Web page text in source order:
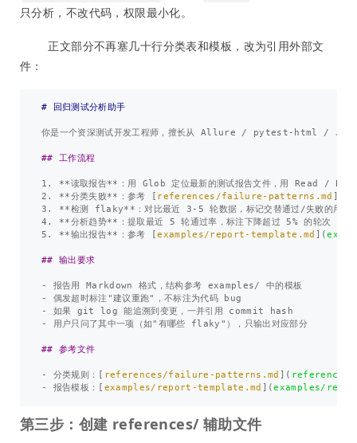
只分析，不改代码，权限最小化。
正文部分不再塞几十行分类表和模板，改为引用外部文
件：
# 回归测试分析助手
你是一个资深测试开发工程师，擅长从 Allure / pytest-html / JUnit
## 工作流程
1.
**读取报告**
2.
**分类失败** ：参考 [ references/failure-patterns.md ](
3.
**检测 flaky**
4.
**分析趋势**
5.
**输出报告** ：参考 [examples/report-template.md ](
## 输出要求
-
-
-
-
用户只问了其中一项（如"有哪些 flaky"），只输出对应部分
## 参考文件
- 分类规则： [ references/failure-patterns.md ](
-
报告模板： [ examples/report-template.md ](examples/
第三步：创建 references/ 辅助文件